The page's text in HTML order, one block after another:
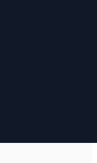
|
İçin